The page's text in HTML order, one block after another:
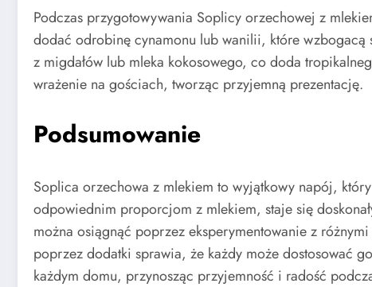
Podczas przygotowywania Soplicy orzechowej z
dodać odrobinę cynamonu lub wanilii, które wzbogacą
z migdałów lub mleka kokosowego, co doda
wrażenie na gościach, tworząc przyjemną prezentację.
Podsumowanie
Soplica orzechowa z mlekiem to wyjątkowy napój,
odpowiednim proporcjom z mlekiem, staje się
można osiągnąć poprzez eksperymentowanie z
poprzez dodatki sprawia, że każdy może dostosować
każdym domu, przynosząc przyjemność i radość